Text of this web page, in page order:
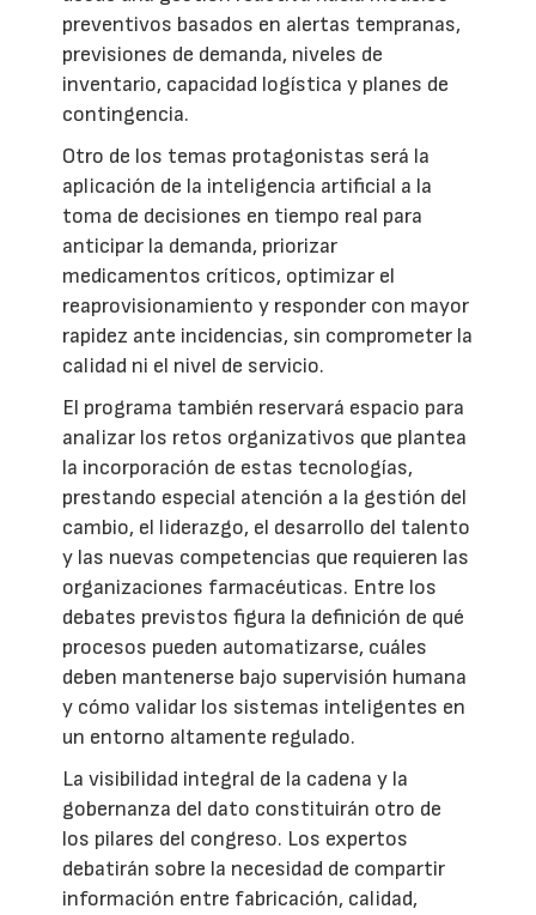
preventivos basados en alertas tempranas,
previsiones de demanda, niveles de
inventario, capacidad logística y planes de
contingencia.
Otro de los temas protagonistas será la
aplicación de la inteligencia artificial a la
toma de decisiones en tiempo real para
anticipar la demanda, priorizar
medicamentos críticos, optimizar el
reaprovisionamiento y responder con mayor
rapidez ante incidencias, sin comprometer la
calidad ni el nivel de servicio.
El programa también reservará espacio para
analizar los retos organizativos que plantea
la incorporación de estas tecnologías,
prestando especial atención a la gestión del
cambio, el liderazgo, el desarrollo del talento
y las nuevas competencias que requieren las
organizaciones farmacéuticas. Entre los
debates previstos figura la definición de qué
procesos pueden automatizarse, cuáles
deben mantenerse bajo supervisión humana
y cómo validar los sistemas inteligentes en
un entorno altamente regulado.
La visibilidad integral de la cadena y la
gobernanza del dato constituirán otro de
los pilares del congreso. Los expertos
debatirán sobre la necesidad de compartir
información entre fabricación, calidad,